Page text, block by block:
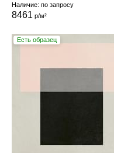
Наличие: по запросу
8461 р/м²
Есть образец